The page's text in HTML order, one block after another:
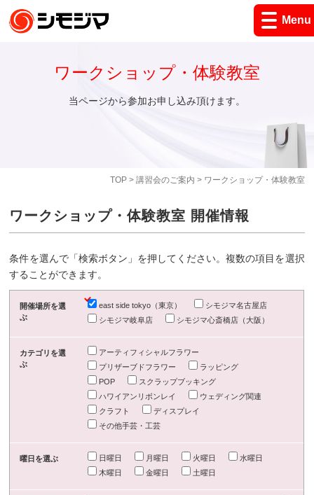
Menu
TOP> 講習会のご案内 > ワークショップ・体験教室
ワークショップ・体験教室
当ページから参加お申し込み頂けます。
ワークショップ・体験教室 開催情報
条件を選んで「検索ボタン」を押してください。複数の項目を選択
することができます。
開催場所を選
ぶ
east side tokyo（東京）
シモジマ名古屋店
シモジマ岐阜店
シモジマ心斎橋店（大阪）
カテゴリを選
ぶ
アーティフィシャルフラワー
プリザーブドフラワー
ラッピング
POP
スクラップブッキング
ハワイアンリボンレイ
ウェディング関連
クラフト
ディスプレイ
その他手芸・工芸
曜日を選ぶ 日曜日 月曜日 火曜日
水曜日
木曜日
金曜日 土曜日